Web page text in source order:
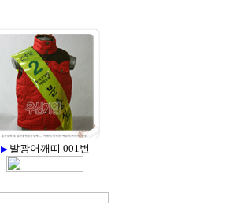
▶발광어깨띠 001번